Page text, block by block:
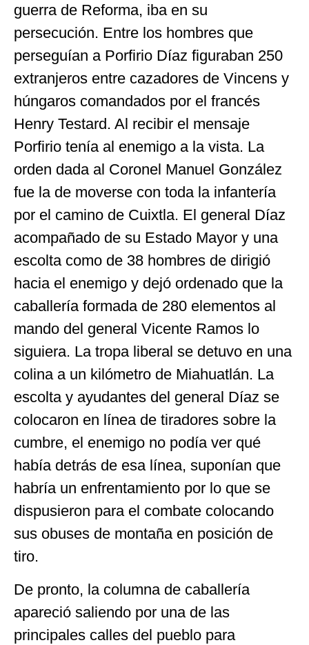
guerra de Reforma, iba en su
persecución. Entre los hombres que
perseguían a Porfirio Díaz figuraban 250
extranjeros entre cazadores de Vincens y
húngaros comandados por el francés
Henry Testard. Al recibir el mensaje
Porfirio tenía al enemigo a la vista. La
orden dada al Coronel Manuel González
fue la de moverse con toda la infantería
por el camino de Cuixtla. El general Díaz
acompañado de su Estado Mayor y una
escolta como de 38 hombres de dirigió
hacia el enemigo y dejó ordenado que la
caballería formada de 280 elementos al
mando del general Vicente Ramos lo
siguiera. La tropa liberal se detuvo en una
colina a un kilómetro de Miahuatlán. La
escolta y ayudantes del general Díaz se
colocaron en línea de tiradores sobre la
cumbre, el enemigo no podía ver qué
había detrás de esa línea, suponían que
habría un enfrentamiento por lo que se
dispusieron para el combate colocando
sus obuses de montaña en posición de
tiro.
De pronto, la columna de caballería
apareció saliendo por una de las
principales calles del pueblo para